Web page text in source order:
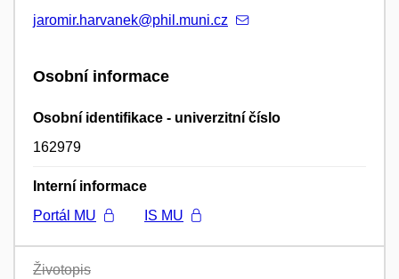
jaromir.harvanek@phil.muni.cz
Osobní informace
Osobní identifikace - univerzitní číslo
162979
Interní informace
Portál MU
IS MU
Životopis